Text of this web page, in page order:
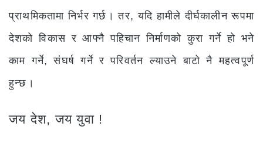
प्राथमिकतामा निर्भर गर्छ। तर, यदि हामीले दीर्घकालीन रूपमा
देशको विकास र आफ्नै पहिचान निर्माणको कुरा गर्ने हो भने
काम गर्ने, संघर्ष गर्ने र परिवर्तन ल्याउने बाटो नै महत्वपूर्ण
हुन्छ।
जय देश, जय युवा !